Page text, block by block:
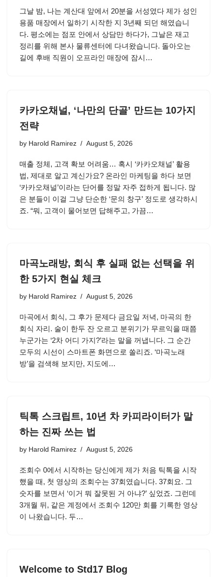
그날 밤, 나는 계산대 앞에서 20분을 서성였다 제가 성인
용품 매장에서 일하기 시작한 지 3년째 되던 해였습니
다. 평소에는 점포 안에서 상담만 하다가, 그날은 재고
정리를 위해 본사 물류센터에 다녀왔습니다. 돌아오는
길에 후배 직원이 오프라인 매장에 잠시…
카카오채널, ‘나만의 단골’ 만드는 10가지
전략
by Harold Ramirez August 5, 2026
매출 정체, 고객 확보 어려움… 혹시 ‘카카오채널’ 활용
법, 제대로 알고 계신가요? 온라인 마케팅을 하다 보면
‘카카오채널’이라는 단어를 정말 자주 접하게 됩니다. 많
은 분들이 이걸 그냥 단순한 ‘문의 창구’ 정도로 생각하시
죠. “뭐, 고객이 물어보면 답해주고, 가끔…
마곡노래방, 회식 후 실패 없는 선택을 위
한 5가지 현실 체크
by Harold Ramirez August 5, 2026
마곡에서 회식, 그 후가 문제다 금요일 저녁, 마곡의 한
회식 자리. 술이 한두 잔 오르고 분위기가 무르익을 때쯤
누군가는 ‘2차 어디 가지?’라는 말을 꺼냅니다. 그 순간
모두의 시선이 스마트폰 화면으로 쏠리죠. ‘마곡노래
방’을 검색해 보지만, 지도에…
틱톡 스크립트, 10년 차 카피라이터가 말
하는 진짜 쓰는 법
by Harold Ramirez August 5, 2026
조회수 0에서 시작하는 당신에게 제가 처음 틱톡을 시작
했을 때, 첫 영상의 조회수는 37회였습니다. 37회요. 그
숫자를 보면서 ‘이거 뭐 잘못된 거 아냐?’ 싶었죠. 그런데
3개월 뒤, 같은 계정에서 조회수 120만 회를 기록한 영상
이 나왔습니다. 두…
Welcome to Std17 Blog